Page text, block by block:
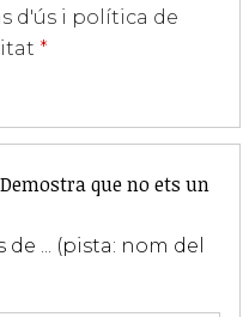
d'ús i política de
*
que no ets un
... (pista: nom del